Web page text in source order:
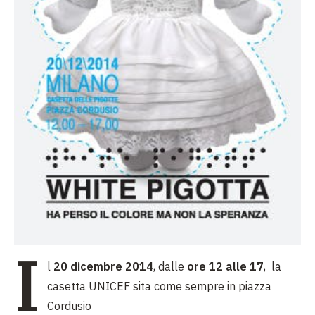
I l 20 dicembre 2014, dalle ore 12 alle 17, la
casetta UNICEF sita come sempre in piazza
Cordusio